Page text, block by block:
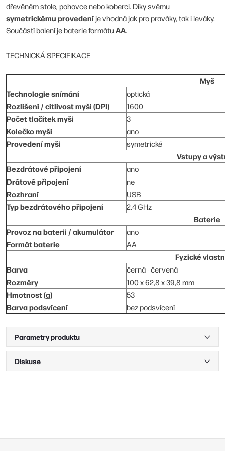
dřevěném stole, pohovce nebo koberci. Díky svému
symetrickému provedení je vhodná jak pro praváky, tak i leváky.
Součástí balení je baterie formátuAA
TECHNICKÁ SPECIFIKACE
Myš
Technologie snímání
optická
Rozlišení / citlivost myši (DPI) 1600
Počet tlačítek myši 3
Kolečko myši ano
Provedení myši symetrické
Vstupy a
Bezdrátové připojení
ano
Drátové připojení ne
Rozhraní USB
Typ bezdrátového připojení 2.4 GHz
Baterie
Provoz na baterii / akumulátor
ano
Formát baterie AA
Fyzické
Barva
černá - červená
Rozměry 100 x 62,8 x 39,8 mm
Hmotnost (g) 53
Barva podsvícení bez podsvícení
Parametry produktu
Diskuse